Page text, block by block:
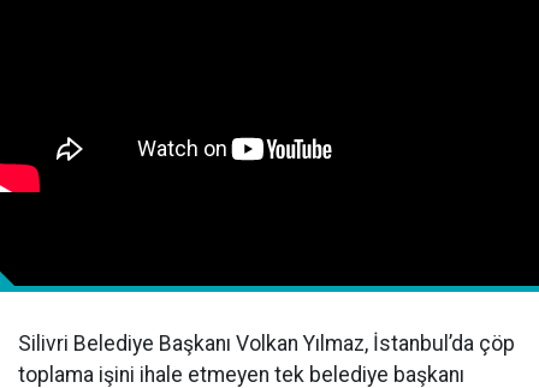
Silivri Belediye Başkanı Volkan Yılmaz, İstanbul’da çöp
toplama işini ihale etmeyen tek belediye başkanı